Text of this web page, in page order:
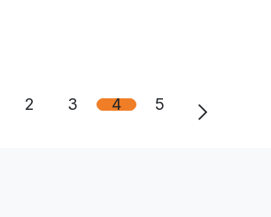
2 3 4 5